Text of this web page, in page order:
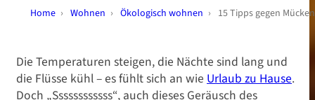
Home › Wohnen › Ökologisch wohnen › 15 Tipps gegen
Die Temperaturen steigen, die Nächte sind lang und
die Flüsse kühl – es fühlt sich an wie Urlaub zu Hause.
Doch „Ssssssssssss“, auch dieses Geräusch des